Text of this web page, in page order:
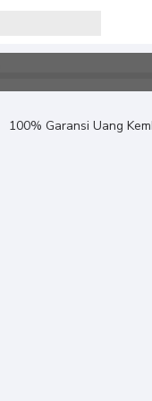
100% Garansi Uang